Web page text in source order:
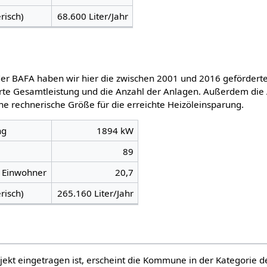
68.600 Liter/Jahr
BAFA haben wir hier die zwischen 2001 und 2016
Gesamtleistung und die Anzahl der Anlagen. Außerdem
rechnerische Größe für die erreichte Heizöleinsparung.
1894 kW
89
20,7
265.160 Liter/Jahr
eingetragen ist, erscheint die Kommune in der Kategorie